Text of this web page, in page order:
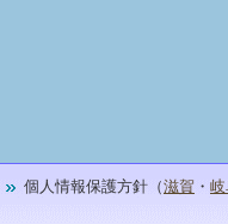
個人情報保護方針（滋賀 ・